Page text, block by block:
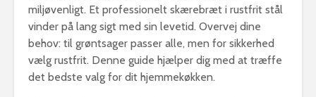
miljøvenligt. Et professionelt skærebræt i rustfrit stål
vinder på lang sigt med sin levetid. Overvej dine
behov: til grøntsager passer alle, men for sikkerhed
vælg rustfrit. Denne guide hjælper dig med at træffe
det bedste valg for dit hjemmekøkken.